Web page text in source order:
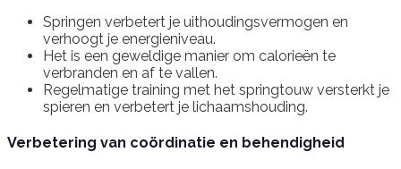
Springen verbetert je uithoudingsvermogen en
verhoogt je energieniveau.
Het is een geweldige manier om calorieën te
verbranden en af te vallen.
Regelmatige training met het springtouw versterkt je
spieren en verbetert je lichaamshouding.
Verbetering van coördinatie en behendigheid